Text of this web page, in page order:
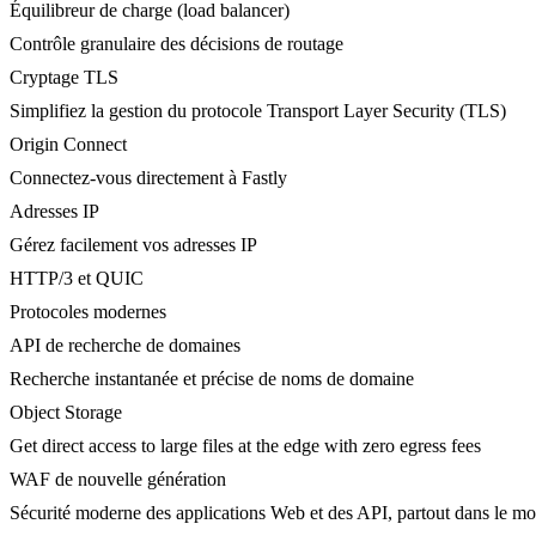
Équilibreur de charge (load balancer)
Contrôle granulaire des décisions de routage
Cryptage TLS
Simplifiez la gestion du protocole Transport Layer Security (TLS)
Origin Connect
Connectez-vous directement à Fastly
Adresses IP
Gérez facilement vos adresses IP
HTTP/3 et QUIC
Protocoles modernes
API de recherche de domaines
Recherche instantanée et précise de noms de domaine
Object Storage
Get direct access to large files at the edge with zero egress fees
WAF de nouvelle génération
Sécurité moderne des applications Web et des API, partout dans le